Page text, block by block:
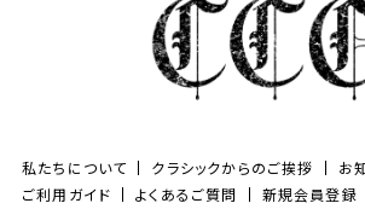
私たちについて クラシックからのご挨拶
お
ご利用ガイド
よくあるご質問
新規会員登録